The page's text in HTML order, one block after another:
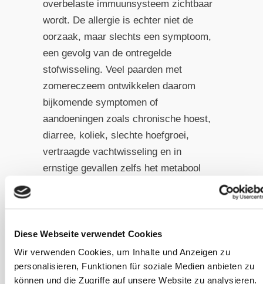
Diese Webseite verwendet Cookies
Wir verwenden Cookies, um Inhalte und Anzeigen zu
personalisieren, Funktionen für soziale Medien anbieten zu
können und die Zugriffe auf unsere Website zu analysieren.
overbelaste immuunsysteem zichtbaar
wordt. De allergie is echter niet de
oorzaak, maar slechts een symptoom,
een gevolg van de ontregelde
stofwisseling. Veel paarden met
zomereczeem ontwikkelen daarom
bijkomende symptomen of
aandoeningen zoals chronische hoest,
diarree, koliek, slechte hoefgroei,
vertraagde vachtwisseling en in
ernstige gevallen zelfs het metabool
zelfs verblijven aan zee of in de
bergen in de zomer, helpt niets op de
lange termijn – de symptomen worden